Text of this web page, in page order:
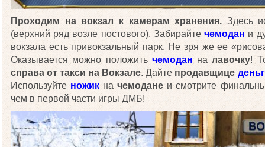
Проходим на вокзал к камерам хранения. Здесь
(верхний ряд возле постового). Забирайтечемодан и
вокзала есть привокзальный парк. Не зря же ее
Оказывается можно положить чемодан налавочку!
справа от такси на Вокзале. Дайте продавщице
Используйте ножик начемодане и смотрите
чем в первой части игры ДМБ!